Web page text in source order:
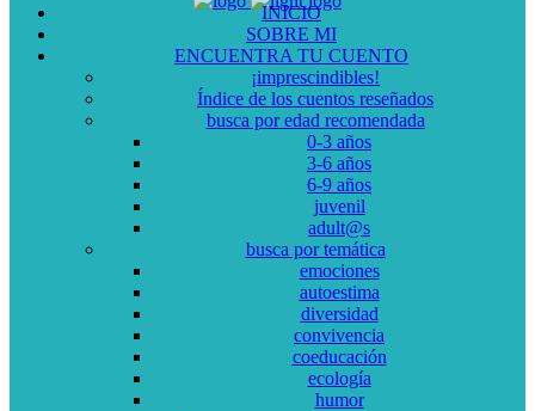
INICIO
SOBRE MI
ENCUENTRA TU CUENTO
¡imprescindibles!
Índice de los cuentos reseñados
busca por edad recomendada
0-3 años
3-6 años
6-9 años
juvenil
adult@s
busca por temática
emociones
autoestima
diversidad
convivencia
coeducación
ecología
humor